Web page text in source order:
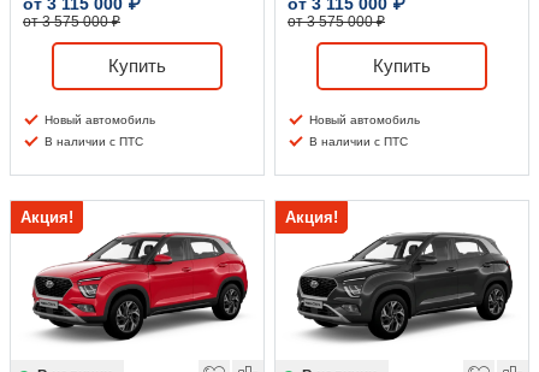
от 3 575 000 ₽
Купить
Новый автомобиль
В наличии с ПТС
от 3 575 000 ₽
Купить
Новый автомобиль
В наличии с ПТС
Акция! Акция!